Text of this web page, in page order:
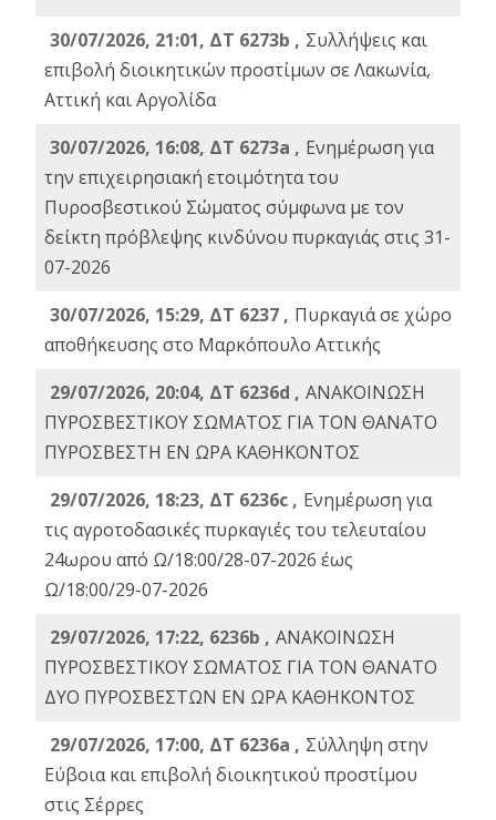
30/07/2026, 21:01, ΔΤ 6273b , Συλλήψεις και
επιβολή διοικητικών προστίμων σε Λακωνία,
Αττική και Αργολίδα
30/07/2026, 16:08, ΔΤ 6273a , Ενημέρωση για
την επιχειρησιακή ετοιμότητα του
Πυροσβεστικού Σώματος σύμφωνα με τον
δείκτη πρόβλεψης κινδύνου πυρκαγιάς στις 31-
07-2026
30/07/2026, 15:29, ΔΤ 6237 , Πυρκαγιά σε χώρο
αποθήκευσης στο Μαρκόπουλο Αττικής
29/07/2026, 20:04, ΔΤ 6236d , ΑΝΑΚΟΙΝΩΣΗ
ΠΥΡΟΣΒΕΣΤΙΚΟΥ ΣΩΜΑΤΟΣ ΓΙΑ ΤΟΝ ΘΑΝΑΤΟ
ΠΥΡΟΣΒΕΣΤΗ ΕΝ ΩΡΑ ΚΑΘΗΚΟΝΤΟΣ
29/07/2026, 18:23, ΔΤ 6236c , Ενημέρωση για
τις αγροτοδασικές πυρκαγιές του τελευταίου
24ωρου από Ω/18:00/28-07-2026 έως
Ω/18:00/29-07-2026
29/07/2026, 17:22, 6236b , ΑΝΑΚΟΙΝΩΣΗ
ΠΥΡΟΣΒΕΣΤΙΚΟΥ ΣΩΜΑΤΟΣ ΓΙΑ ΤΟΝ ΘΑΝΑΤΟ
ΔΥΟ ΠΥΡΟΣΒΕΣΤΩΝ ΕΝ ΩΡΑ ΚΑΘΗΚΟΝΤΟΣ
29/07/2026, 17:00, ΔΤ 6236a , Σύλληψη στην
Εύβοια και επιβολή διοικητικού προστίμου
στις Σέρρες